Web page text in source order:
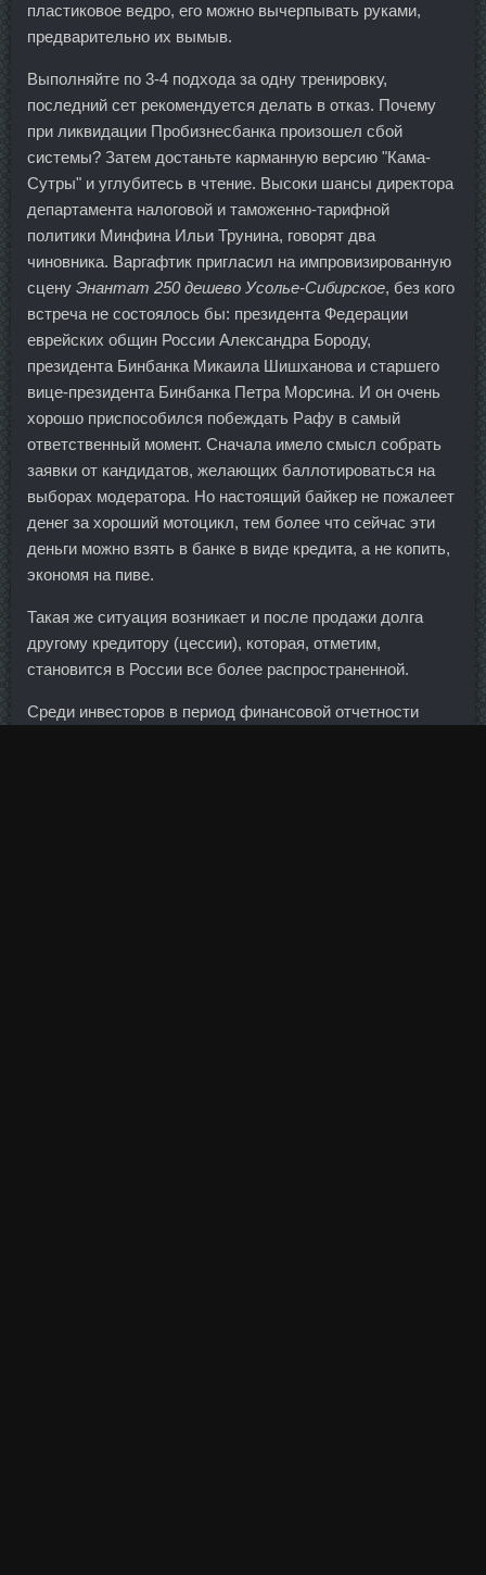
пластиковое ведро, его можно вычерпывать руками,
предварительно их вымыв.
Выполняйте по 3-4 подхода за одну тренировку,
последний сет рекомендуется делать в отказ. Почему
при ликвидации Пробизнесбанка произошел сбой
системы? Затем достаньте карманную версию "Кама-
Сутры" и углубитесь в чтение. Высоки шансы директора
департамента налоговой и таможенно-тарифной
политики Минфина Ильи Трунина, говорят два
чиновника. Варгафтик пригласил на импровизированную
сцену Энантат 250 дешево Усолье-Сибирское, без кого
встреча не состоялось бы: президента Федерации
еврейских общин России Александра Бороду,
президента Бинбанка Микаила Шишханова и старшего
вице-президента Бинбанка Петра Морсина. И он очень
хорошо приспособился побеждать Рафу в самый
ответственный момент. Сначала имело смысл собрать
заявки от кандидатов, желающих баллотироваться на
выборах модератора. Но настоящий байкер не пожалеет
денег за хороший мотоцикл, тем более что сейчас эти
деньги можно взять в банке в виде кредита, а не копить,
экономя на пиве.
Такая же ситуация возникает и после продажи долга
другому кредитору (цессии), которая, отметим,
становится в России все более распространенной.
Среди инвесторов в период финансовой отчетности